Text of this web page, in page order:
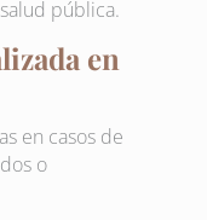
pública.
en
en casos de
o